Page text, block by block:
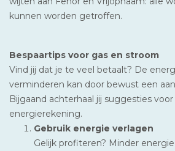
kunnen worden getroffen.
Bespaartips voor gas en stroom
Vind jij dat je te veel betaalt? De
verminderen kan door bewust een
Bijgaand achterhaal jij suggesties
energierekening.
Gebruik energie verlagen
Gelijk profiteren? Minder